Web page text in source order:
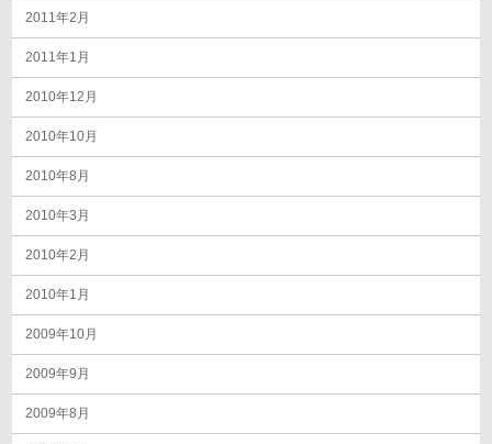
2011年2月
2011年1月
2010年12月
2010年10月
2010年8月
2010年3月
2010年2月
2010年1月
2009年10月
2009年9月
2009年8月